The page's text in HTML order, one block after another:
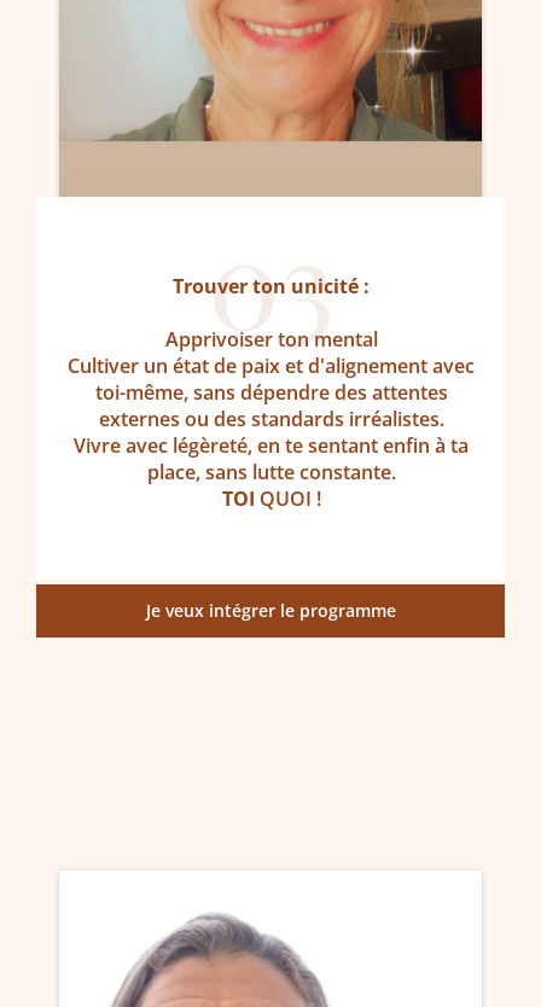
03
Trouver ton unicité :
Apprivoiser ton mental
Cultiver un état de paix et d'alignement avec
toi-même, sans dépendre des attentes
externes ou des standards irréalistes.
Vivre avec légèreté, en te sentant enfin à ta
place, sans lutte constante.
TOI QUOI !
Je veux intégrer le programme